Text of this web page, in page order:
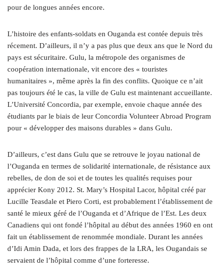
pour de longues années encore.
L’histoire des enfants-soldats en Ouganda est contée depuis très
récement. D’ailleurs, il n’y a pas plus que deux ans que le Nord du
pays est sécuritaire. Gulu, la métropole des organismes de
coopération internationale, vit encore des « touristes
humanitaires », même après la fin des conflits. Quoique ce n’ait
pas toujours été le cas, la ville de Gulu est maintenant accueillante.
L’Université Concordia, par exemple, envoie chaque année des
étudiants par le biais de leur Concordia Volunteer Abroad Program
pour « développer des maisons durables » dans Gulu.
D’ailleurs, c’est dans Gulu que se retrouve le joyau national de
l’Ouganda en termes de solidarité internationale, de résistance aux
rebelles, de don de soi et de toutes les qualités requises pour
apprécier Kony 2012. St. Mary’s Hospital Lacor, hôpital créé par
Lucille Teasdale et Piero Corti, est probablement l’établissement de
santé le mieux géré de l’Ouganda et d’Afrique de l’Est. Les deux
Canadiens qui ont fondé l’hôpital au début des années 1960 en ont
fait un établissement de renommée mondiale. Durant les années
d’Idi Amin Dada, et lors des frappes de la LRA, les Ougandais se
servaient de l’hôpital comme d’une forteresse.